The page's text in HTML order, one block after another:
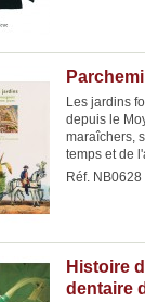
Les jardins
depuis le
maraîchers,
temps et de
Réf. NB0628
Histoire
dentaire